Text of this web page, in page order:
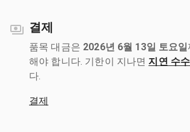
결제
품목 대금은 2026년 6월 13일 토요일
해야 합니다. 기한이 지나면 지연 수
다.
결제